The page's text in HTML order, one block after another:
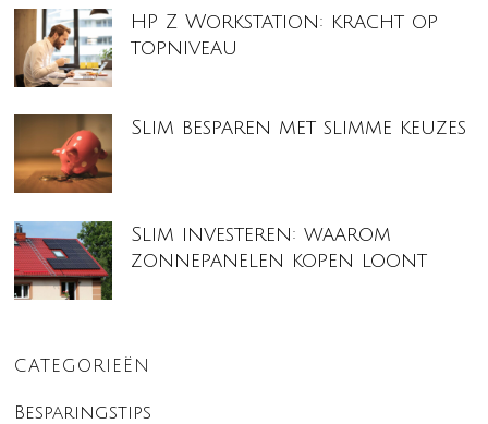
HP Z Workstation: kracht op
topniveau
Slim besparen met slimme keuzes
Slim investeren: waarom
zonnepanelen kopen loont
CATEGORIEËN
Besparingstips